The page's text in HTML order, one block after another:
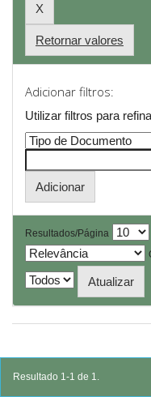
Retornar valores
Adicionar filtros:
Utilizar filtros para
Resultados/Página
Resultado 1-1 de 1.